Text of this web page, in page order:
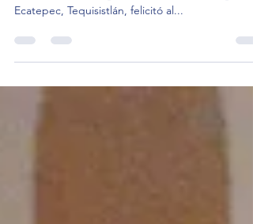
Oaxaca de Juárez, Oaxaca, a 29 de abril de
Ecatepec, Tequisistlán, felicitó al...